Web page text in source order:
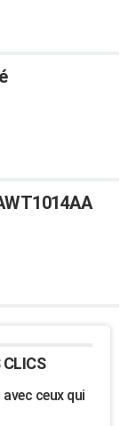
CLICS
ceux qui